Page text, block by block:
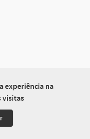
experiência na
visitas